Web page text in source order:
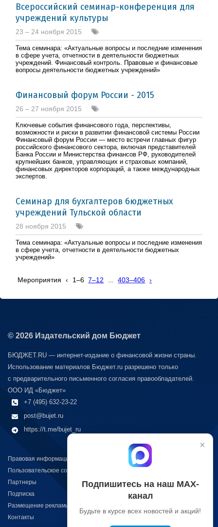
Всероссийский семинар-конференция для
учреждений культуры
23 – 24 ноября 2015
Тема семинара: «Актуальные вопросы и последние изменения
в сфере учета, отчетности в деятельности бюджетных
учреждений. Финансовый контроль. Правовые и финансовые
вопросы деятельности бюджетных учреждений»
Финансовый форум России - 2015
26 – 27 ноября 2015
Ключевые события финансового года, перспективы,
возможности и риски в развитии финансовой системы России
Финансовый форум России — место встречи главных фигур
российского финансового сектора, включая представителей
Банка России и Министерства финансов РФ, руководителей
крупнейших банков, управляющих и страховых компаний,
финансовых директоров корпораций, а также международных
экспертов.
Семинар для бухгалтеров бюджетных
учреждений Тульской области
28 ноября 2015
Тема семинара: «Актуальные вопросы и последние изменения
в сфере учета, отчетности в деятельности бюджетных
учреждений»
Мероприятия ‹ 1–6 7–12 403–406 ›
© 2026 Издательский дом Бюджет
БЮДЖЕТ.RU — интернет-издание о финансовой жизни страны.
Использование материалов Бюджет.ru разрешено только
с предварительного письменного согласия правообладателей.
ООО ИД «Бюджет»
+7 (495) 632-23-22
post@bujet.ru
https://t.me/bujet_ru
Правовая информация
Пользовательское соглашение
Партнеры
Подписка
Размещение рекламы
Контакты
×
Подпишитесь на наш МАХ-
канал
Будьте в курсе всех новостей и акций!